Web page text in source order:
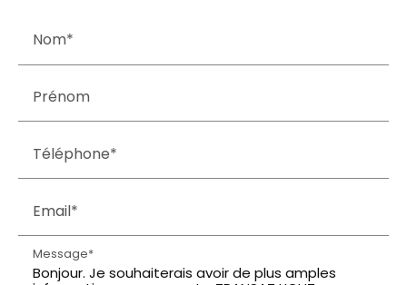
Nom*
Prénom
Téléphone*
Email*
Message*